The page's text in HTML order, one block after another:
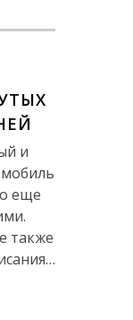
и
еще
также